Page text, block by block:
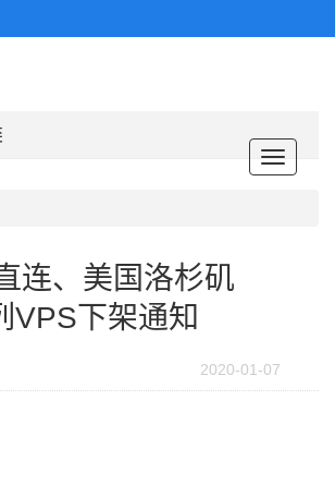
Toggle
连、美国洛杉矶
VPS下架通知
2020-01-07